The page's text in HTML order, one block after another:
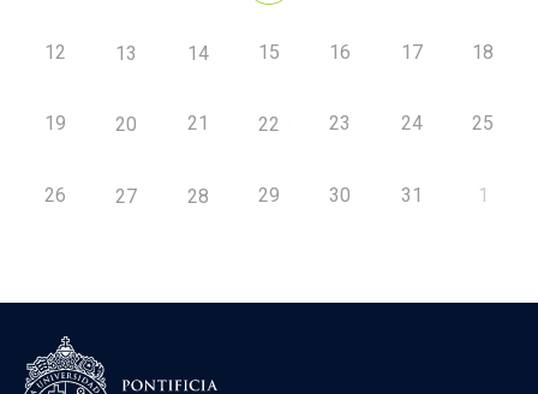
12 13 14 15 16 17 18
19 20 21 22 23 24 25
26 27 28 29 30 31 1